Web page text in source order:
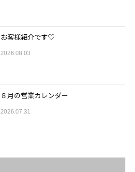
お客様紹介です♡
2026.08.03
８月の営業カレンダー
2026.07.31